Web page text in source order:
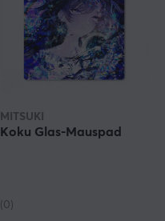
MITSUKI
Koku Glas-Mauspad
(0)